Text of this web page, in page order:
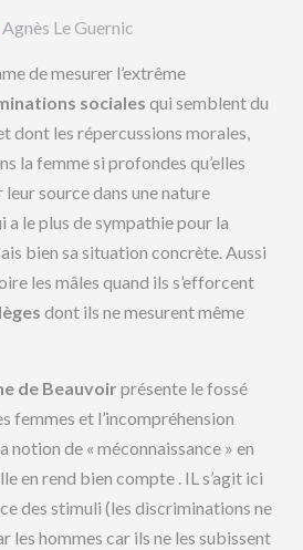
Agnès Le Guernic
de mesurer l’extrême
sociales qui semblent du
dont les répercussions morales,
la femme si profondes qu’elles
source dans une nature
a le plus de sympathie pour la
bien sa situation concrète. Aussi
les mâles quand ils s’efforcent
dont ils ne mesurent même
de Beauvoir présente le fossé
femmes et l’incompréhension
notion de « méconnaissance » en
en rend bien compte . IL s’agit ici
des stimuli (les discriminations ne
les hommes car ils ne les subissent